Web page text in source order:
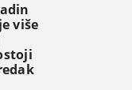
više